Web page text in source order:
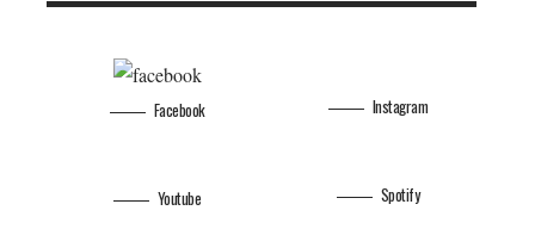
Facebook
Youtube
Instagram
Spotify